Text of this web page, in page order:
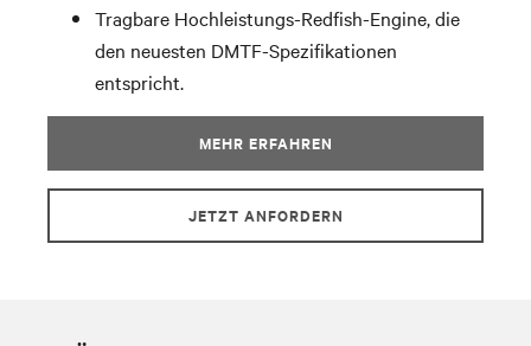
Tragbare Hochleistungs-Redfish-Engine, die
den neuesten DMTF-Spezifikationen
entspricht.
MEHR ERFAHREN
JETZT ANFORDERN